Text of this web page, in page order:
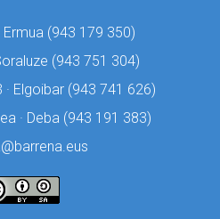
Ermua (943 179 350)
(943 751 304)
Elgoibar (943 741 626)
· Deba (943 191 383)